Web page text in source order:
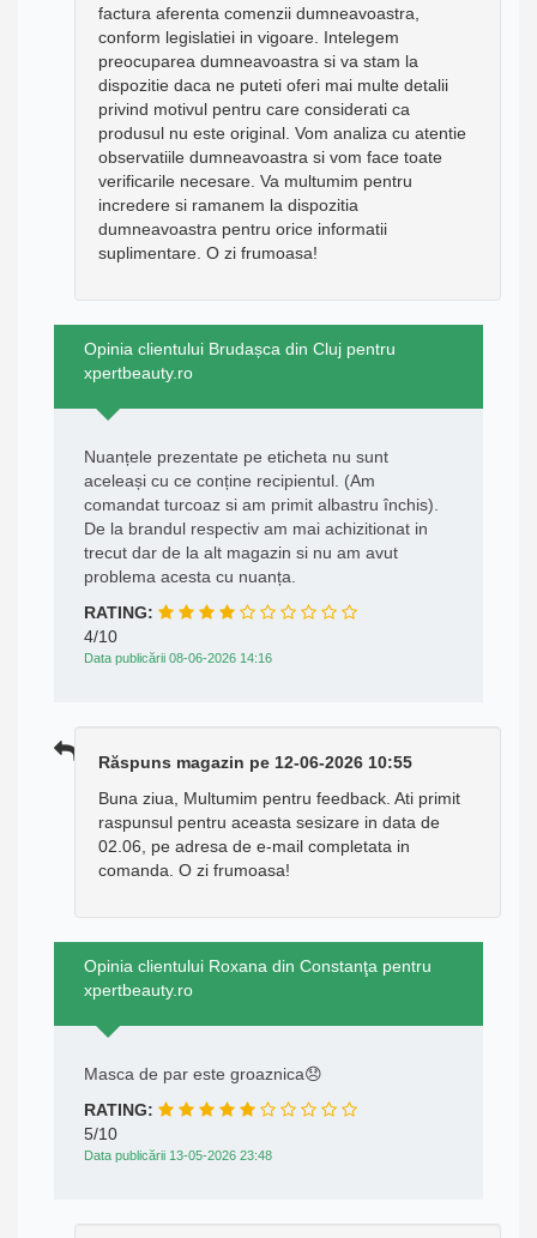
factura aferenta comenzii dumneavoastra,
conform legislatiei in vigoare. Intelegem
preocuparea dumneavoastra si va stam la
dispozitie daca ne puteti oferi mai multe detalii
privind motivul pentru care considerati ca
produsul nu este original. Vom analiza cu atentie
observatiile dumneavoastra si vom face toate
verificarile necesare. Va multumim pentru
incredere si ramanem la dispozitia
dumneavoastra pentru orice informatii
suplimentare. O zi frumoasa!
Opinia clientului Brudașca din Cluj pentru
xpertbeauty.ro
Nuanțele prezentate pe eticheta nu sunt
aceleași cu ce conține recipientul. (Am
comandat turcoaz si am primit albastru închis).
De la brandul respectiv am mai achizitionat in
trecut dar de la alt magazin si nu am avut
problema acesta cu nuanța.
RATING:
4/10
Data publicării 08-06-2026 14:16
Răspuns magazin pe 12-06-2026 10:55
Buna ziua, Multumim pentru feedback. Ati primit
raspunsul pentru aceasta sesizare in data de
02.06, pe adresa de e-mail completata in
comanda. O zi frumoasa!
Opinia clientului Roxana din Constanţa pentru
xpertbeauty.ro
Masca de par este groaznica😞
RATING:
5/10
Data publicării 13-05-2026 23:48